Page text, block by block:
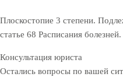
Плоскостопие 3 степени.
статье 68 Расписания болезней.
Консультация юриста
Остались вопросы по вашей